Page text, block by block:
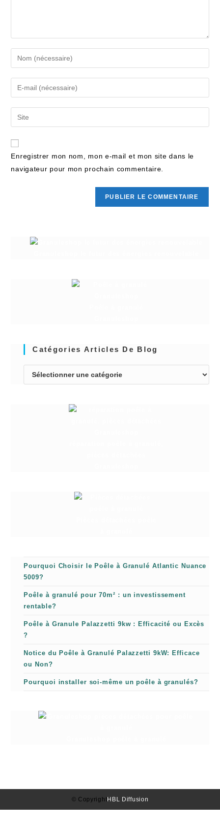
Enregistrer mon nom, mon e-mail et mon site dans le
navigateur pour mon prochain commentaire.
Catégories Articles De Blog
Pourquoi Choisir le Poêle à Granulé Atlantic Nuance
5009?
Poêle à granulé pour 70m² : un investissement
rentable?
Poêle à Granule Palazzetti 9kw : Efficacité ou Excès
?
Notice du Poêle à Granulé Palazzetti 9kW: Efficace
ou Non?
Pourquoi installer soi-même un poêle à granulés?
© CopyrightHBL Diffusion